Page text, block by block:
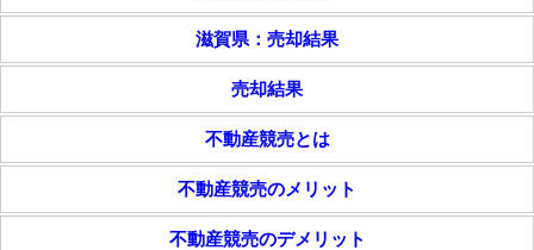
滋賀県：売却結果
売却結果
不動産競売とは
不動産競売のメリット
不動産競売のデメリット